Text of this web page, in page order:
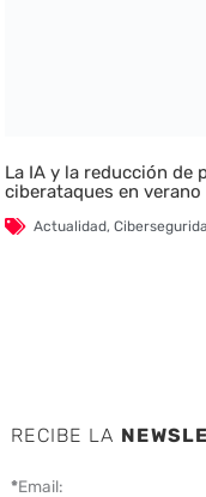
La IA y la reducción de
ciberataques en verano
Actualidad,
RECIBE LA
*Email: